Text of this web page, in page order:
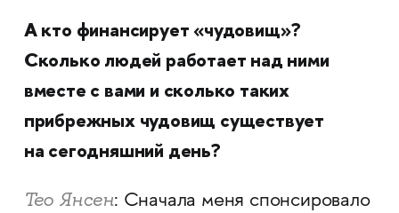
А кто финансирует «чудовищ»?
Сколько людей работает над ними
вместе с вами и сколько таких
прибрежных чудовищ существует
на сегодняшний день?
Тео Янсен: Сначала меня спонсировало